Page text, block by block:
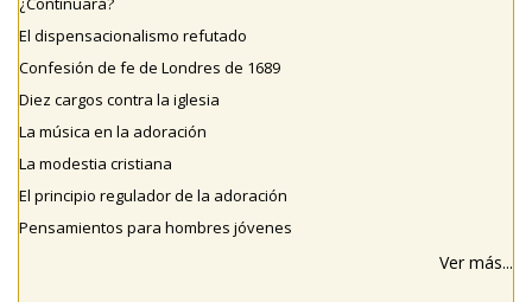
El dispensacionalismo refutado
Confesión de fe de Londres de 1689
Diez cargos contra la iglesia
La música en la adoración
La modestia cristiana
El principio regulador de la adoración
Pensamientos para hombres jóvenes
Ver más...